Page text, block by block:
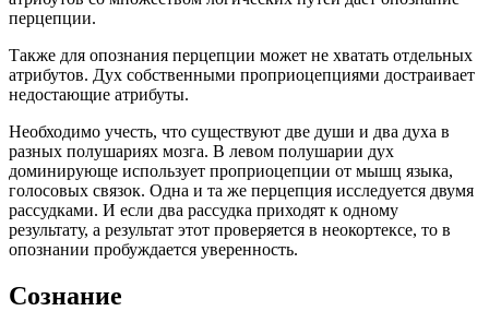
перцепции.
Также для опознания перцепции может не хватать отдельных
атрибутов. Дух собственными проприоцепциями достраивает
недостающие атрибуты.
Необходимо учесть, что существуют две души и два духа в
разных полушариях мозга. В левом полушарии дух
доминирующе использует проприоцепции от мышц языка,
голосовых связок. Одна и та же перцепция исследуется двумя
рассудками. И если два рассудка приходят к одному
результату, а результат этот проверяется в неокортексе, то в
опознании пробуждается уверенность.
Сознание